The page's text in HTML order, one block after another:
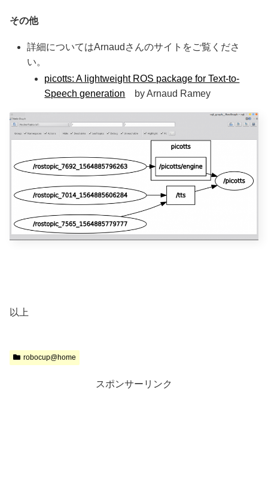
その他
詳細についてはArnaudさんのサイトをご覧くださ
い。
picotts: A lightweight ROS package for Text-to-
Speech generation by Arnaud Ramey
以上
robocup@home
スポンサーリンク